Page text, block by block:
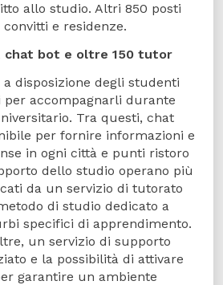
allo studio. Altri 850 posti
e residenze.
chat bot e oltre 150 tutor
a disposizione degli studenti
per accompagnarli durante
Tra questi, chat
per fornire informazioni e
in ogni città e punti ristoro
dello studio operano più
da un servizio di tutorato
di studio dedicato a
specifici di apprendimento.
un servizio di supporto
e la possibilità di attivare
garantire un ambiente